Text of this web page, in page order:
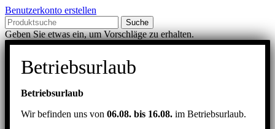
Benutzerkonto erstellen
Suche
Geben Sie etwas ein, um Vorschläge zu erhalten.
Betriebsurlaub
Betriebsurlaub
Wir befinden uns von 06.08. bis 16.08. im Betriebsurlaub.